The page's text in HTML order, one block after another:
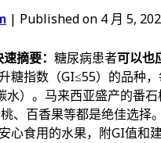
| Published on 4 月 5,
速摘要：糖尿病患者可以也
糖指数（GI≤55）的品种
水）。马来西亚盛产的番
、百香果等都是绝佳选择
心食用的水果，附GI值和建